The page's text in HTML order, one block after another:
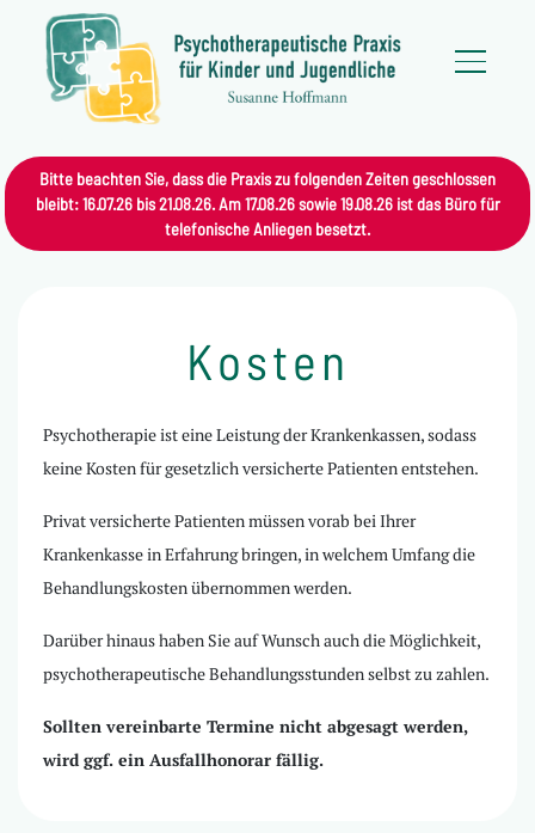
Bitte beachten Sie, dass die Praxis zu folgenden Zeiten geschlossen
bleibt: 16.07.26 bis 21.08.26. Am 17.08.26 sowie 19.08.26 ist das Büro für
telefonische Anliegen besetzt.
Kosten
Psychotherapie ist eine Leistung der Krankenkassen, sodass
keine Kosten für gesetzlich versicherte Patienten entstehen.
Privat versicherte Patienten müssen vorab bei Ihrer
Krankenkasse in Erfahrung bringen, in welchem Umfang die
Behandlungskosten übernommen werden.
Darüber hinaus haben Sie auf Wunsch auch die Möglichkeit,
psychotherapeutische Behandlungsstunden selbst zu zahlen.
Sollten vereinbarte Termine nicht abgesagt werden,
wird ggf. ein Ausfallhonorar fällig.